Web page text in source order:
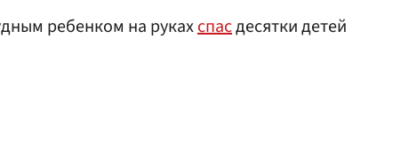
ребенком на рукахспасдесятки детей